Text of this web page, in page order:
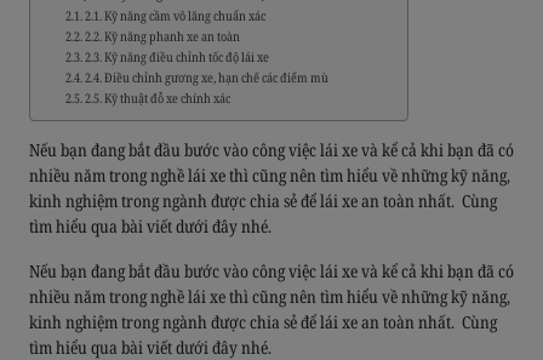
2.1. Kỹ năng cầm vô lăng chuẩn xác
2.2. Kỹ năng phanh xe an toàn
2.3. Kỹ năng điều chỉnh tốc độ lái xe
2.4. Điều chỉnh gương xe, hạn chế các điểm mù
2.5. Kỹ thuật đỗ xe chính xác
Nếu bạn đang bắt đầu bước vào công việc lái xe và kể cả khi bạn đã có
nhiều năm trong nghề lái xe thì cũng nên tìm hiểu về những kỹ năng,
kinh nghiệm trong ngành được chia sẻ để lái xe an toàn nhất. Cùng
tìm hiểu qua bài viết dưới đây nhé.
Nếu bạn đang bắt đầu bước vào công việc lái xe và kể cả khi bạn đã có
nhiều năm trong nghề lái xe thì cũng nên tìm hiểu về những kỹ năng,
kinh nghiệm trong ngành được chia sẻ để lái xe an toàn nhất. Cùng
tìm hiểu qua bài viết dưới đây nhé.